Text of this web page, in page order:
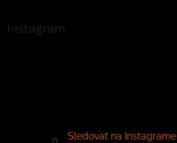
Instagram
Sledovať na Instagrame